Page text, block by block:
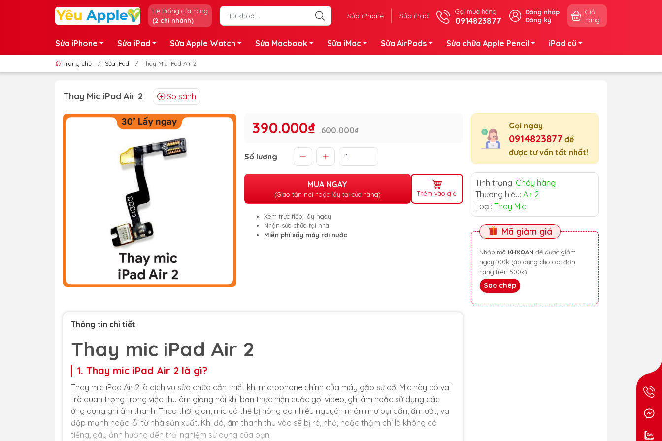
Hệ thống cửa hàng
(2 chi nhánh)
Sửa iPhone Sửa iPad Gọi mua hàng
0914823877
Đăng nhập
Đăng ký
Giỏ
hàng
Sửa iPhone Sửa iPad Sửa Apple Watch Sửa Macbook Sửa iMac Sửa AirPods Sửa chữa Apple Pencil iPad cũ
Trang chủ / Sửa iPad / Thay Mic iPad Air 2
Thay Mic iPad Air 2 So sánh
390.000₫ 600.000₫
Số lượng
MUA NGAY
(Giao tận nơi hoặc lấy tại cửa hàng) Thêm vào giỏ
Xem trực tiếp, lấy ngay
Nhận sửa chữa tại nhà
Miễn phí sấy máy rơi nước
Gọi ngay
0914823877 để
được tư vấn tốt nhất!
Tình trạng: Cháy hàng
Thương hiệu: Air 2
Loại: Thay Mic
Mã giảm giá
Nhập mã KHXOAN
ngay 100k (áp dụng cho các đơn
hàng trên 500k)
Sao chép
Thông tin chi tiết
Thay mic iPad Air 2
1. Thay mic iPad Air 2 là gì?
Thay mic iPad Air 2 là dịch vụ sửa chữa cần thiết khi microphone chính của máy gặp sự cố. Mic này có vai
trò quan trọng trong việc thu âm giọng nói khi bạn thực hiện cuộc gọi video, ghi âm hoặc sử dụng các
ứng dụng ghi âm thanh. Theo thời gian, mic có thể bị hỏng do nhiều nguyên nhân như bụi bẩn, ẩm ướt, va
đập mạnh hoặc lỗi từ nhà sản xuất. Khi đó, âm thanh thu vào sẽ bị rè, nhỏ, hoặc thậm chí là không có
tiếng, gây ảnh hưởng đến trải nghiệm sử dụng của bạn.